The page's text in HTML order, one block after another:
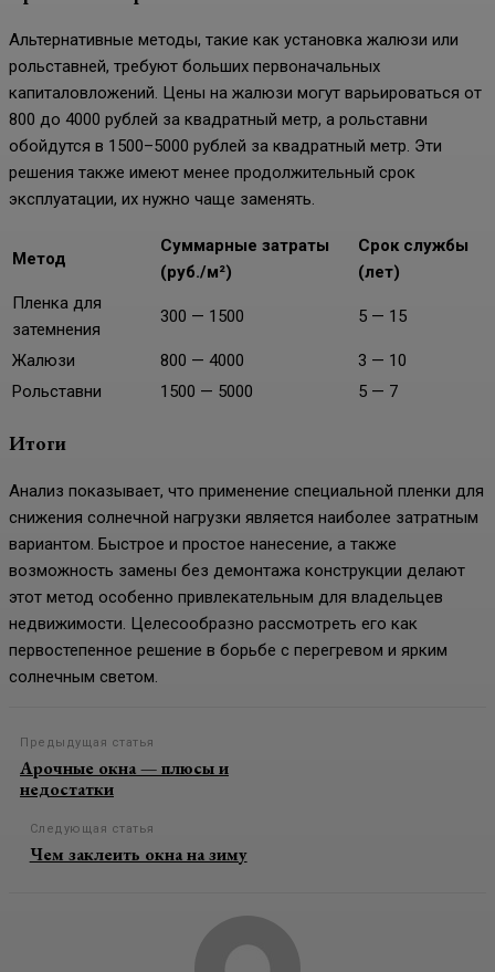
Альтернативные методы, такие как установка жалюзи или
рольставней, требуют больших первоначальных
капиталовложений. Цены на жалюзи могут варьироваться от
800 до 4000 рублей за квадратный метр, а рольставни
обойдутся в 1500–5000 рублей за квадратный метр. Эти
решения также имеют менее продолжительный срок
эксплуатации, их нужно чаще заменять.
Метод
Суммарные затраты
(руб./м²)
Срок службы
(лет)
Пленка для
затемнения
300 — 1500 5 — 15
Жалюзи 800 — 4000
3 — 10
Рольставни
1500 — 5000 5 — 7
Итоги
Анализ показывает, что применение специальной пленки для
снижения солнечной нагрузки является наиболее затратным
вариантом. Быстрое и простое нанесение, а также
возможность замены без демонтажа конструкции делают
этот метод особенно привлекательным для владельцев
недвижимости. Целесообразно рассмотреть его как
первостепенное решение в борьбе с перегревом и ярким
солнечным светом.
Предыдущая статья
Арочные окна — плюсы и
недостатки
Следующая статья
Чем заклеить окна на зиму